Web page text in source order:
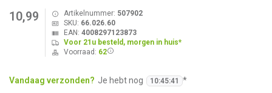
10,99 Artikelnummer: 507902
SKU: 66.026.60
EAN: 4008297123873
Voor 21u besteld, morgen in huis*
Voorraad: 62
Vandaag verzonden? Je hebt nog 10:45:41 *